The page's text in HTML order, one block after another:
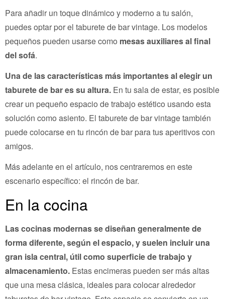
Para añadir un toque dinámico y moderno a tu salón,
puedes optar por el taburete de bar vintage. Los modelos
pequeños pueden usarse como mesas auxiliares al final
del sofá.
Una de las características más importantes al elegir un
taburete de bar es su altura. En tu sala de estar, es posible
crear un pequeño espacio de trabajo estético usando esta
solución como asiento. El taburete de bar vintage también
puede colocarse en tu rincón de bar para tus aperitivos con
amigos.
Más adelante en el artículo, nos centraremos en este
escenario específico: el rincón de bar.
En la cocina
Las cocinas modernas se diseñan generalmente de
forma diferente, según el espacio, y suelen incluir una
gran isla central, útil como superficie de trabajo y
almacenamiento. Estas encimeras pueden ser más altas
que una mesa clásica, ideales para colocar alrededor